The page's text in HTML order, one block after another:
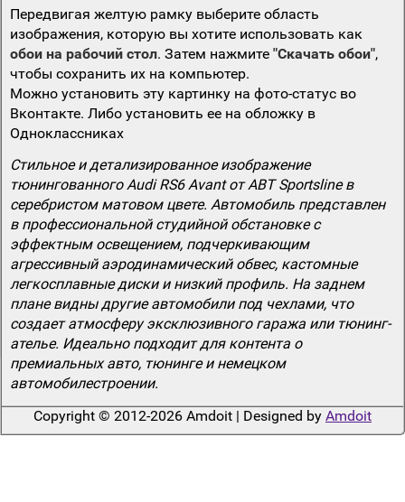
Передвигая желтую рамку выберите область
изображения, которую вы хотите использовать как
обои на рабочий стол. Затем нажмите "Скачать обои",
чтобы сохранить их на компьютер.
Можно установить эту картинку на фото-статус во
Вконтакте. Либо установить ее на обложку в
Одноклассниках
Стильное и детализированное изображение
тюнингованного Audi RS6 Avant от ABT Sportsline в
серебристом матовом цвете. Автомобиль представлен
в профессиональной студийной обстановке с
эффектным освещением, подчеркивающим
агрессивный аэродинамический обвес, кастомные
легкосплавные диски и низкий профиль. На заднем
плане видны другие автомобили под чехлами, что
создает атмосферу эксклюзивного гаража или тюнинг-
ателье. Идеально подходит для контента о
премиальных авто, тюнинге и немецком
автомобилестроении.
Copyright © 2012-2026 Amdoit | Designed by Amdoit